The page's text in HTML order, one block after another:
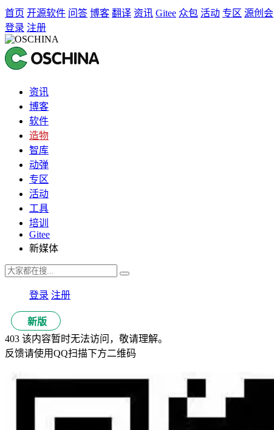
首页 开源软件 问答 博客 翻译 资讯 Gitee 众包 活动 专区 源创会
登录 注册
资讯
博客
软件
造物
智库
动弹
专区
活动
工具
培训
Gitee
新媒体
登录 注册
新版
403 该内容暂时无法访问，敬请理解。
反馈请使用QQ扫描下方二维码